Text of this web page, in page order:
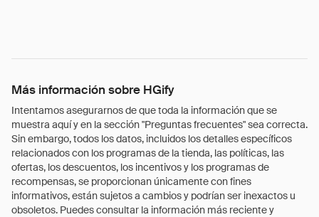
Más información sobre HGify
Intentamos asegurarnos de que toda la información que se
muestra aquí y en la sección "Preguntas frecuentes" sea correcta.
Sin embargo, todos los datos, incluidos los detalles específicos
relacionados con los programas de la tienda, las políticas, las
ofertas, los descuentos, los incentivos y los programas de
recompensas, se proporcionan únicamente con fines
informativos, están sujetos a cambios y podrían ser inexactos u
obsoletos. Puedes consultar la información más reciente y